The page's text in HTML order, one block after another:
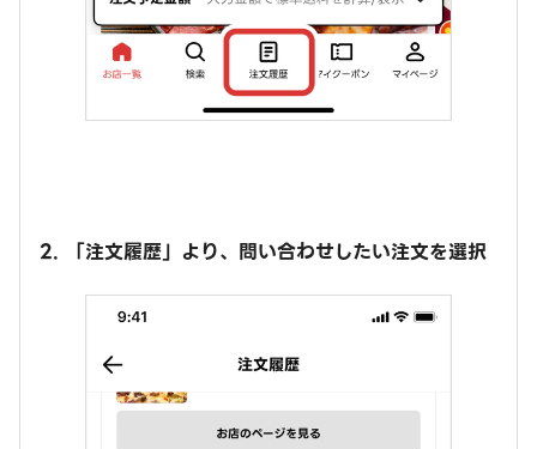
2. 「注文履歴」より、問い合わせしたい注文を選択